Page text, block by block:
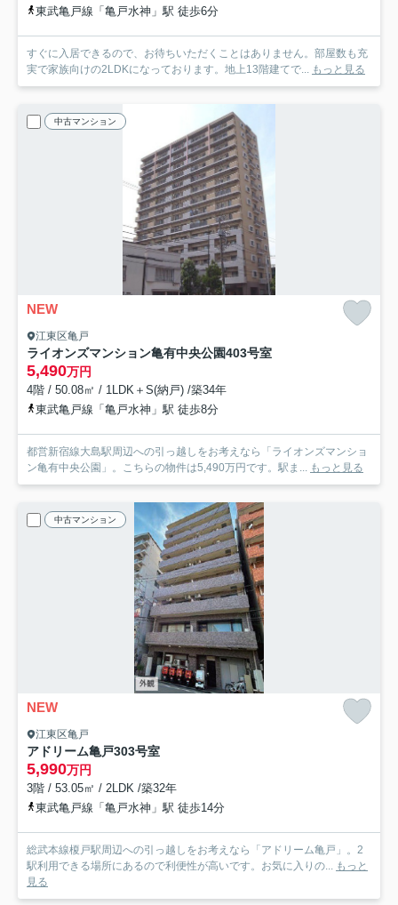
東武亀戸線「亀戸水神」駅 徒歩6分
すぐに入居できるので、お待ちいただくことはありません。部屋数も充
実で家族向けの2LDKになっております。地上13階建てで... もっと見る
中古マンション
NEW
江東区亀戸
ライオンズマンション亀有中央公園403号室
5,490万円
4階 / 50.08㎡ / 1LDK＋S(納戸) /築34年
東武亀戸線「亀戸水神」駅 徒歩8分
都営新宿線大島駅周辺への引っ越しをお考えなら「ライオンズマンショ
ン亀有中央公園」。こちらの物件は5,490万円です。駅ま... もっと見る
中古マンション
NEW
江東区亀戸
アドリーム亀戸303号室
5,990万円
3階 / 53.05㎡ / 2LDK /築32年
東武亀戸線「亀戸水神」駅 徒歩14分
総武本線榎戸駅周辺への引っ越しをお考えなら「アドリーム亀戸」。2
駅利用できる場所にあるので利便性が高いです。お気に入りの... もっと
見る